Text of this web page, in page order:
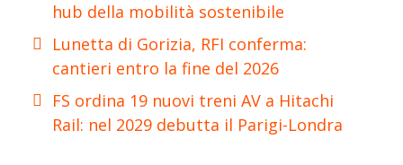
hub della mobilità sostenibile
Lunetta di Gorizia, RFI conferma:
cantieri entro la fine del 2026
FS ordina 19 nuovi treni AV a Hitachi
Rail: nel 2029 debutta il Parigi-Londra